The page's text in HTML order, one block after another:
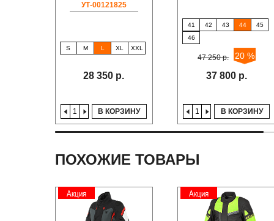
УТ-00121825
S M L XL XXL
28 350 р.
В КОРЗИНУ
41 42 43 44
45
46
47 250 р. 20 %
37 800 р.
В КОРЗИНУ
ПОХОЖИЕ ТОВАРЫ
Акция Акция